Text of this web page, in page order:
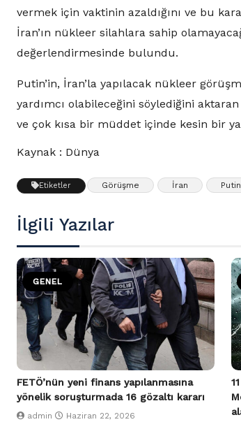
vermek için vaktinin azaldığını ve bu
İran’ın nükleer silahlara sahip
değerlendirmesinde bulundu.
Putin’in, İran’la yapılacak nükleer
yardımcı olabileceğini söylediğini
ve çok kısa bir müddet içinde kesin bir
Kaynak : Dünya
Etiketler Görüşme İran Putin
İlgili Yazılar
GENEL
FETÖ’nün yeni finans yapılanmasına
yönelik soruşturmada 16 gözaltı kararı
admin Haziran 22, 2026